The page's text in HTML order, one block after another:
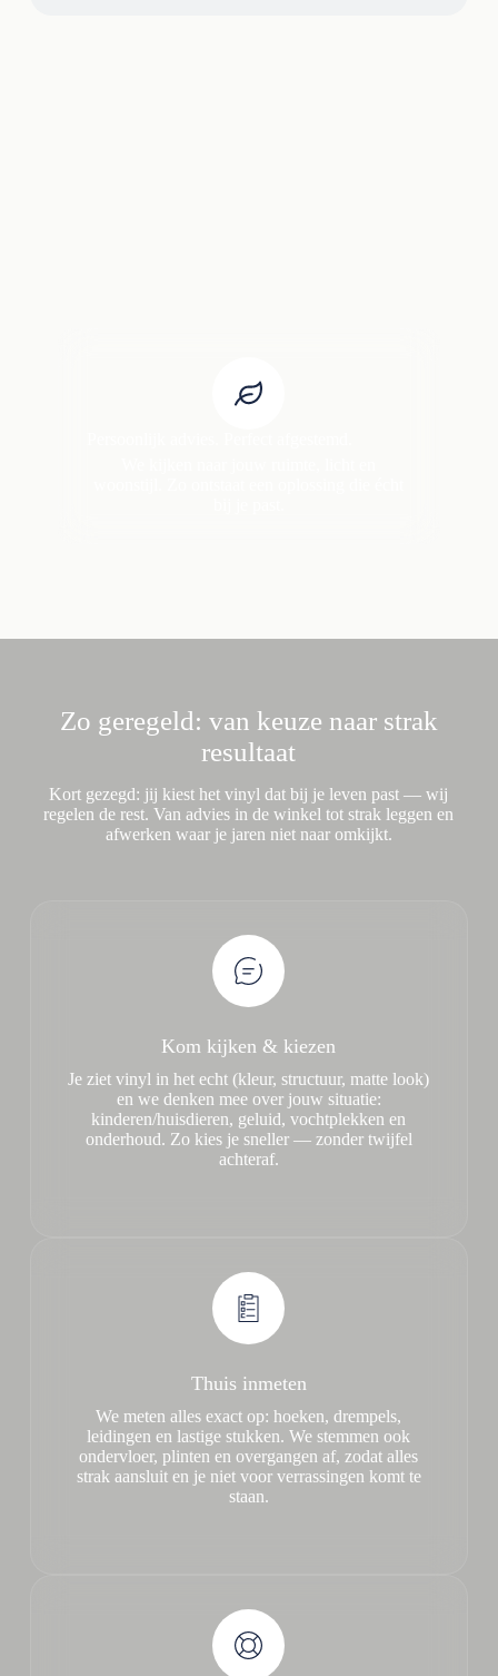
Zo geregeld: van keuze naar strak
resultaat
Kort gezegd: jij kiest het vinyl dat bij je leven past — wij
regelen de rest. Van advies in de winkel tot strak leggen en
afwerken waar je jaren niet naar omkijkt.
Kom kijken & kiezen
Je ziet vinyl in het echt (kleur, structuur, matte look)
en we denken mee over jouw situatie:
kinderen/huisdieren, geluid, vochtplekken en
onderhoud. Zo kies je sneller — zonder twijfel
achteraf.
Thuis inmeten
We meten alles exact op: hoeken, drempels,
leidingen en lastige stukken. We stemmen ook
ondervloer, plinten en overgangen af, zodat alles
strak aansluit en je niet voor verrassingen komt te
staan.